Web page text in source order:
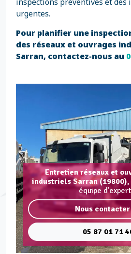
urgentes.
Pour planifier une
des réseaux et ouvrages
Sarran, contactez-nous au
Entretien réseaux et
industriels Sarran (19800),
équipe
Nous contacter
05 87 01 71